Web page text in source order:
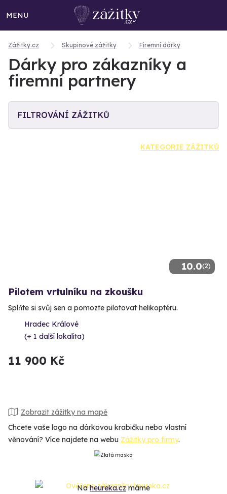
MENU
Zážitky.cz Skupinové zážitky Firemní dárky
Dárky pro zákazníky a
firemní partnery
FILTROVÁNÍ ZÁŽITKŮ
KATEGORIE ZÁŽITKŮ
10.0(2)
Pilotem vrtulníku na zkoušku
Splňte si svůj sen a pomozte pilotovat helikoptéru.
Hradec Králové
(+ 1 další lokalita)
11 900 Kč
Zobrazit zážitky na mapě
Chcete vaše logo na dárkovou krabičku nebo vlastní
věnování? Více najdete na webu Zážitky pro firmy.
Naheureka.czmáme